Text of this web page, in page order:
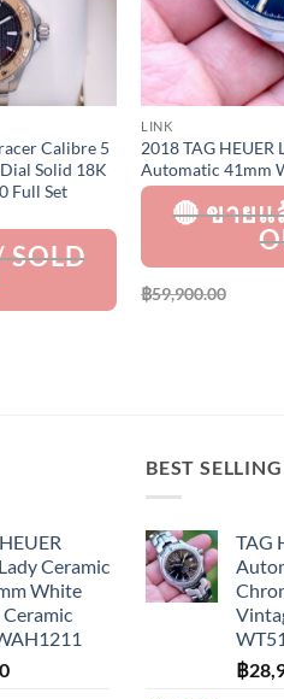
Calibre 5
Solid 18K
Full Set
LINK
2018 TAG HEUER
Automatic 41mm
฿59,900.00
Ceramic
White
BEST SELLING
TAG
฿